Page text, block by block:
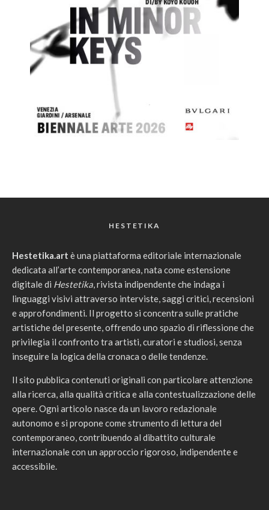
HESTETIKA
Hestetika.art è una piattaforma editoriale internazionale
dedicata all’arte contemporanea, nata come estensione
digitale di Hestetika , rivista indipendente che indaga i
linguaggi visivi attraverso interviste, saggi critici, recensioni
e approfondimenti. Il progetto si concentra sulle pratiche
artistiche del presente, offrendo uno spazio di riflessione che
privilegia il confronto tra artisti, curatori e studiosi, senza
inseguire la logica della cronaca o delle tendenze.
Il sito pubblica contenuti originali con particolare attenzione
alla ricerca, alla qualità critica e alla contestualizzazione delle
opere. Ogni articolo nasce da un lavoro redazionale
autonomo e si propone come strumento di lettura del
contemporaneo, contribuendo al dibattito culturale
internazionale con un approccio rigoroso, indipendente e
accessibile.